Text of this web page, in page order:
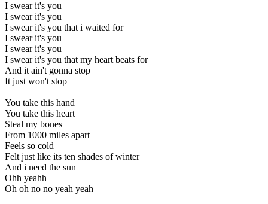
I swear it's you
I swear it's you
I swear it's you that i waited for
I swear it's you
I swear it's you
I swear it's you that my heart beats for
And it ain't gonna stop
It just won't stop
You take this hand
You take this heart
Steal my bones
From 1000 miles apart
Feels so cold
Felt just like its ten shades of winter
And i need the sun
Ohh yeahh
Oh oh no no yeah yeah